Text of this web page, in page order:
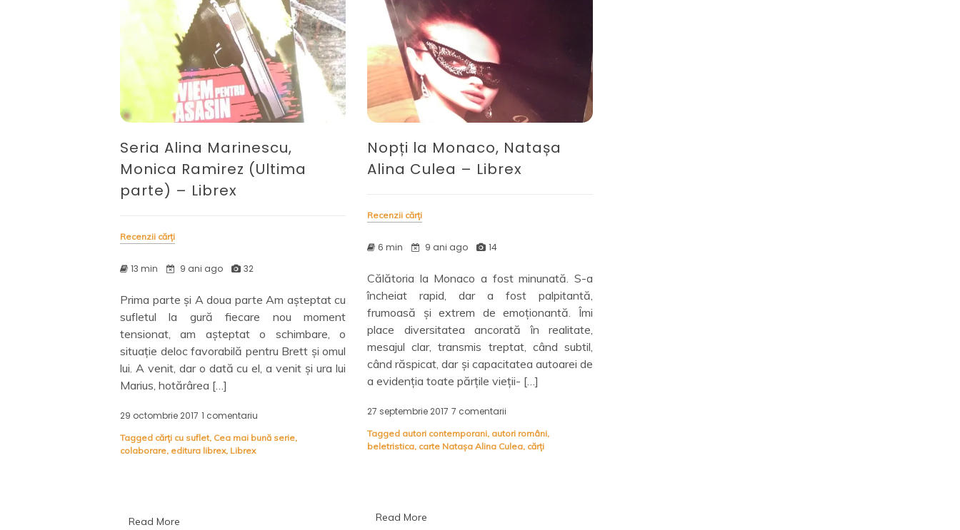
Seria Alina Marinescu,
Monica Ramirez (Ultima
parte) – Librex
Recenzii cărți
13 min 9 ani ago 32
Prima parte și A doua parte Am așteptat cu
sufletul la gură fiecare nou moment
tensionat, am așteptat o schimbare, o
situație deloc favorabilă pentru Brett și omul
lui. A venit, dar o dată cu el, a venit și ura lui
Marius, hotărârea […]
29 octombrie 2017 1 comentariu
Alina
Tagged cărți cu suflet, Cea mai bună serie,
colaborare, editura librex, Librex
Read More
Nopți la Monaco, Natașa
Alina Culea – Librex
Recenzii cărți
6 min 9 ani ago 14
Călătoria la Monaco a fost minunată. S-a
încheiat rapid, dar a fost palpitantă,
frumoasă și extrem de emoționantă. Îmi
place diversitatea ancorată în realitate,
mesajul clar, transmis treptat, când subtil,
când răspicat, dar și capacitatea autoarei de
a evidenția toate părțile vieții- […]
27 septembrie 2017 7 comentarii
la
Monaco,
Tagged autori contemporani, autori români,
beletristica, carte Natașa Alina Culea, cărți
Read More